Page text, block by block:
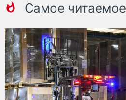
Самое читаемое